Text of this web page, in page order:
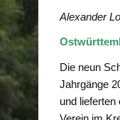
Alexander
Die neun
Jahrgänge
und